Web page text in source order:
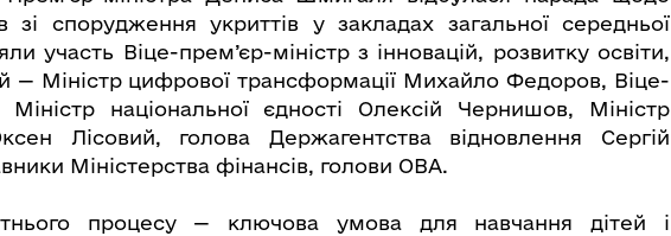
зі спорудження укриттів у закладах загальної середньої
участь Віце-прем’єр-міністр з інновацій, розвитку освіти,
— Міністр цифрової трансформації Михайло Федоров, Віце-
національної єдності Олексій Чернишов, Міністр
Лісовий, голова Держагентства відновлення Сергій
Міністерства фінансів, голови ОВА.
процесу — ключова умова для навчання дітей і